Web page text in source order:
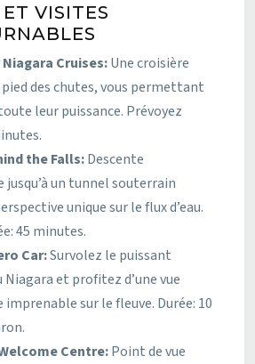
VISITES
Cruises:Une croisière
des chutes, vous permettant
leur puissance. Prévoyez
the Falls:Descente
jusqu’à un tunnel souterrain
unique sur le flux d’eau.
45 minutes.
Car:Survolez le puissant
et profitez d’une vue
sur le fleuve. Durée: 10
Centre:Point de vue